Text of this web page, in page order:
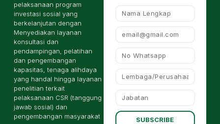
pelaksanaan program
investasi sosial yang
berkelanjutan dengan
Menyediakan layanan
konsultasi dan
pendampingan, pelatihan
dan pengembangan
kapasitas, tenaga alihdaya
yang handal hingga layanan
penelitian terkait
pelaksanaan CSR (tanggung
jawab sosial) dan
pengembangan masyarakat
SUBSCRIBE